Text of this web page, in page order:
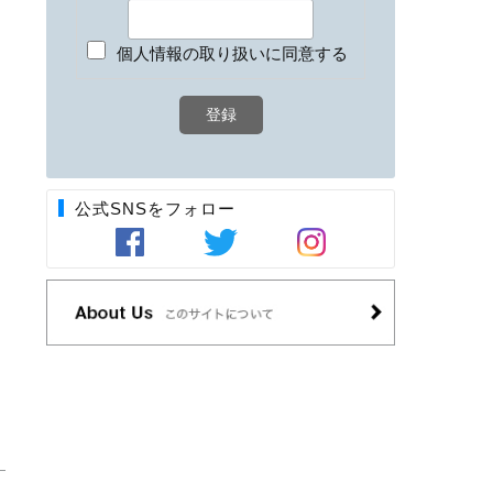
個人情報の取り扱いに同意する
公式SNSをフォロー